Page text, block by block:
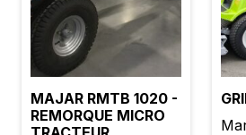
MAJAR RMTB 1020 -
REMORQUE MICRO